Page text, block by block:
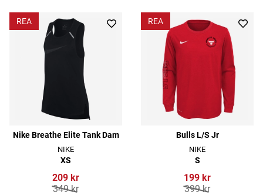
REA
Nike Breathe Elite Tank Dam
NIKE
XS
209 kr
349 kr
REA
Bulls L/S Jr
NIKE
S
199 kr
399 kr